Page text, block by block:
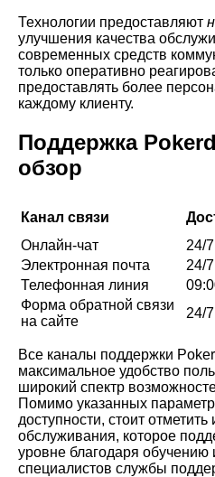
Технологии предоставляют
улучшения качества
современных средств
только оперативно
предоставлять более
каждому клиенту.
Поддержка
обзор
Канал связи
Онлайн-чат
24/7
Электронная почта
24/7
Телефонная линия
Форма обратной связи
на сайте
24/7
Все каналы поддержки
максимальное удобство
широкий спектр
Помимо указанных
доступности, стоит отметить
обслуживания, которое
уровне благодаря обучению
специалистов службы